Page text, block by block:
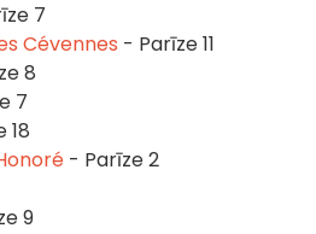
7
Cévennes - Parīze 11
8
7
18
- Parīze 2
9